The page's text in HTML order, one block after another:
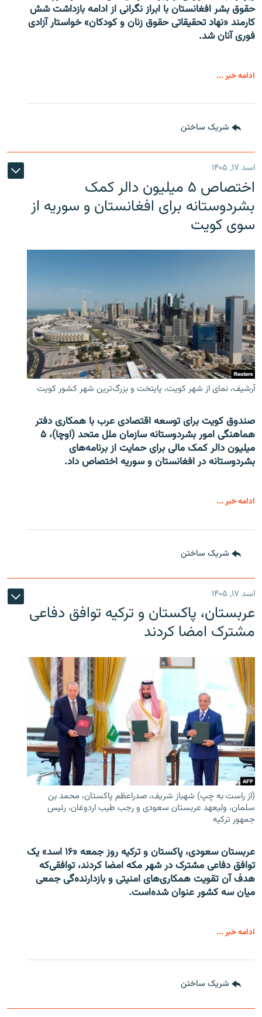
حقوق بشر افغانستان با ابراز نگرانی از ادامه بازداشت شش
کارمند «نهاد تحقیقاتی حقوق زنان و کودکان» خواستار آزادی
فوری آنان شد.
ادامه خبر ...
شریک ساختن
اسد ۱۷, ۱۴۰۵
اختصاص ۵ میلیون دالر کمک
بشردوستانه برای افغانستان و سوریه از
سوی کویت
آرشیف، نمای از شهر کویت، پایتخت و بزرگ‌ترین شهر کشور کویت
صندوق کویت برای توسعه اقتصادی عرب با همکاری دفتر
هماهنگی امور بشردوستانه سازمان ملل متحد (اوچا)، ۵
میلیون دالر کمک مالی برای حمایت از برنامه‌های
بشردوستانه در افغانستان و سوریه اختصاص داد.
ادامه خبر ...
شریک ساختن
اسد ۱۷, ۱۴۰۵
عربستان، پاکستان و ترکیه توافق دفاعی
مشترک امضا کردند
(از راست به چپ) شهباز شریف، صدراعظم پاکستان، محمد بن
سلمان، ولیعهد عربستان سعودی و رجب طیب اردوغان، رئیس
جمهور ترکیه
عربستان سعودی، پاکستان و ترکیه روز جمعه «۱۶ اسد» یک
توافق دفاعی مشترک در شهر مکه امضا کردند، توافقی‌که
هدف آن تقویت همکاری‌های امنیتی و بازدارنده‌گی جمعی
میان سه کشور عنوان شده‌است.
ادامه خبر ...
شریک ساختن